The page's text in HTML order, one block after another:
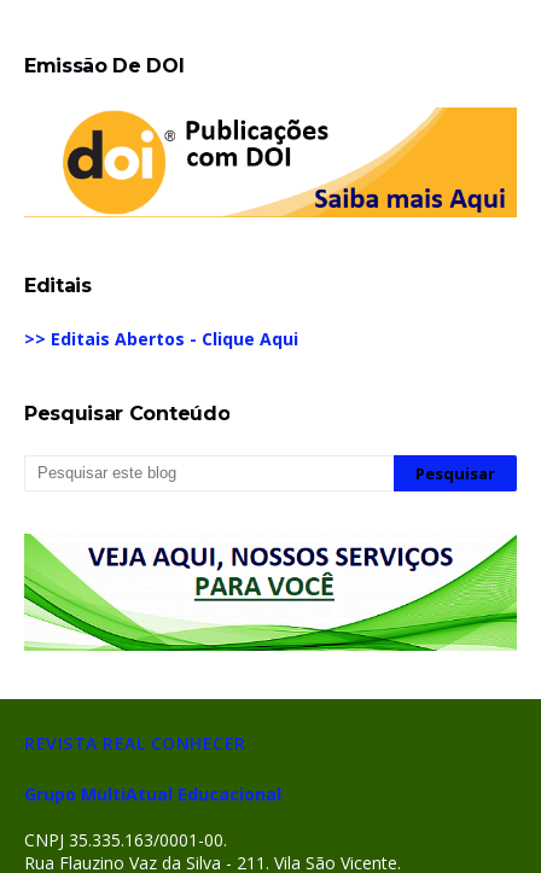
Emissão De DOI
Editais
>> Editais Abertos - Clique Aqui
Pesquisar Conteúdo
REVISTA REAL CONHECER
Grupo MultiAtual Educacional
CNPJ 35.335.163/0001-00.
Rua Flauzino Vaz da Silva - 211. Vila São Vicente.